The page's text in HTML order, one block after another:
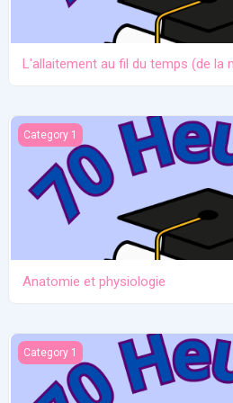
L'allaitement au fil du temps (de la
Anatomie et physiologie
Category 1
Anatomie et physiologie
Ictère et hypoglycémie
Category 1